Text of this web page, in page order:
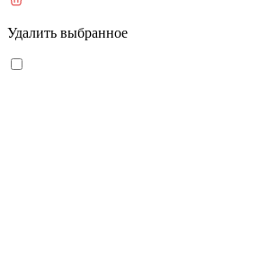
Удалить выбранное